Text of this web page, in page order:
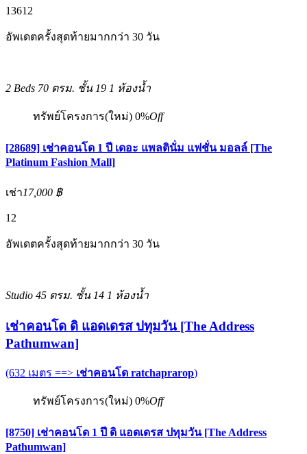
13612
อัพเดตครั้งสุดท้ายมากกว่า 30 วัน
2 Beds 70 ตรม. ชั้น 19 1 ห้องน้ำ
ทรัพย์โครงการ(ใหม่) 0%Off
[28689] เช่าคอนโด 1 ปี เดอะ แพลตินั่ม แฟชั่น มอลล์ [The
Platinum Fashion Mall]
เช่า17,000 ฿
12
อัพเดตครั้งสุดท้ายมากกว่า 30 วัน
Studio 45 ตรม. ชั้น 14 1 ห้องน้ำ
เช่าคอนโด ดิ แอดเดรส ปทุมวัน [The Address
Pathumwan]
(632 เมตร ==> เช่าคอนโด ratchaprarop)
ทรัพย์โครงการ(ใหม่) 0%Off
[8750] เช่าคอนโด 1 ปี ดิ แอดเดรส ปทุมวัน [The Address
Pathumwan]